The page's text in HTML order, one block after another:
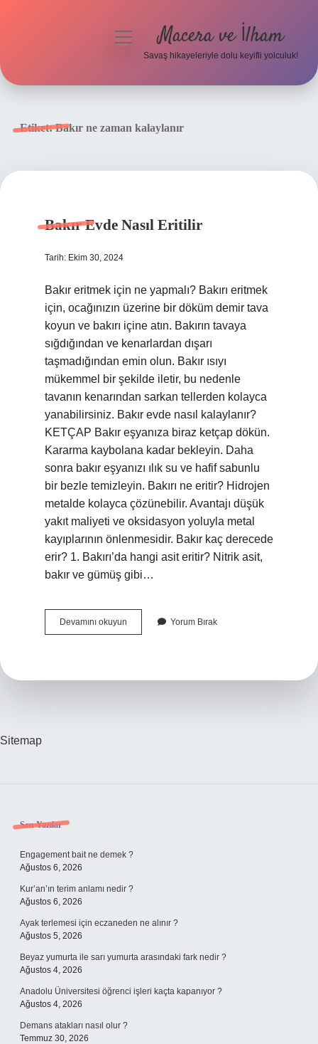
menüyüMacera ve İlham
Savaş hikayeleriyle dolu keyifli yolculuk!
Etiket:Bakır ne zaman kalaylanır
Bakır Evde Nasıl Eritilir
Tarih: Ekim 30, 2024
Bakır eritmek için ne yapmalı? Bakırı eritmek
için, ocağınızın üzerine bir döküm demir tava
koyun ve bakırı içine atın. Bakırın tavaya
sığdığından ve kenarlardan dışarı
taşmadığından emin olun. Bakır ısıyı
mükemmel bir şekilde iletir, bu nedenle
tavanın kenarından sarkan tellerden kolayca
yanabilirsiniz. Bakır evde nasıl kalaylanır?
KETÇAP Bakır eşyanıza biraz ketçap dökün.
Kararma kaybolana kadar bekleyin. Daha
sonra bakır eşyanızı ılık su ve hafif sabunlu
bir bezle temizleyin. Bakırı ne eritir? Hidrojen
metalde kolayca çözünebilir. Avantajı düşük
yakıt maliyeti ve oksidasyon yoluyla metal
kayıplarının önlenmesidir. Bakır kaç derecede
erir? 1. Bakırı’da hangi asit eritir? Nitrik asit,
bakır ve gümüş gibi…
Devamını okuyun
Evde
Yorum Bırak
Sitemap
Sidebar
Son Yazılar
Engagement bait ne demek ?
Ağustos 6, 2026
Kur’an’ın terim anlamı nedir ?
Ağustos 6, 2026
Ayak terlemesi için eczaneden ne alınır ?
Ağustos 5, 2026
Beyaz yumurta ile sarı yumurta arasındaki fark nedir ?
Ağustos 4, 2026
Anadolu Üniversitesi öğrenci işleri kaçta kapanıyor ?
Ağustos 4, 2026
Demans atakları nasıl olur ?
Temmuz 30, 2026